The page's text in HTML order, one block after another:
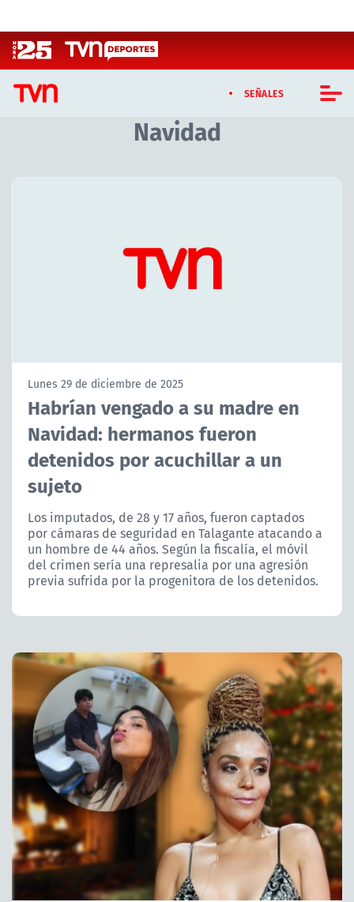
SEÑALES
CASTING MASTERCHEF CHILE
ACTUALIDAD Y TENDENCIAS
CORPORATIVO Y TRANSPARENCIA
CANAL DE DENUNCIAS
ÁREA DE PROYECTOS
Navidad
Lunes 29 de diciembre de 2025
Habrían vengado a su madre en
Navidad: hermanos fueron
detenidos por acuchillar a un
sujeto
Los imputados, de 28 y 17 años, fueron captados
por cámaras de seguridad en Talagante atacando a
un hombre de 44 años. Según la fiscalía, el móvil
del crimen sería una represalia por una agresión
previa sufrida por la progenitora de los detenidos.